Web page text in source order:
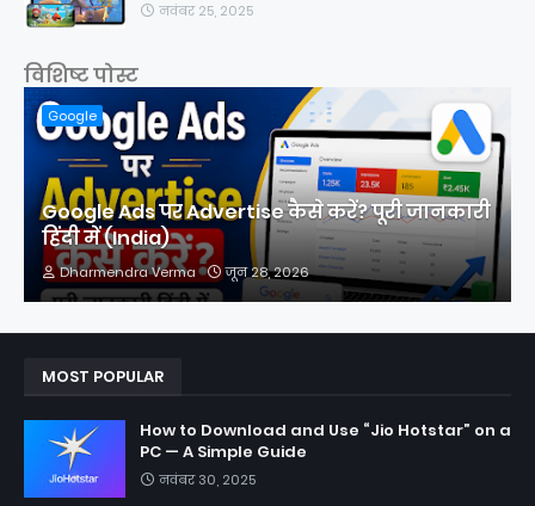
नवंबर 25, 2025
विशिष्ट पोस्ट
Google
Google Ads पर Advertise कैसे करें? पूरी जानकारी
हिंदी में (India)
Dharmendra Verma जून 28, 2026
MOST POPULAR
How to Download and Use “Jio Hotstar” on a
PC — A Simple Guide
नवंबर 30, 2025